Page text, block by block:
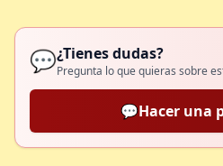
💬¿Tienes dudas?
Pregunta lo que quieras sobre
💬Hacer una